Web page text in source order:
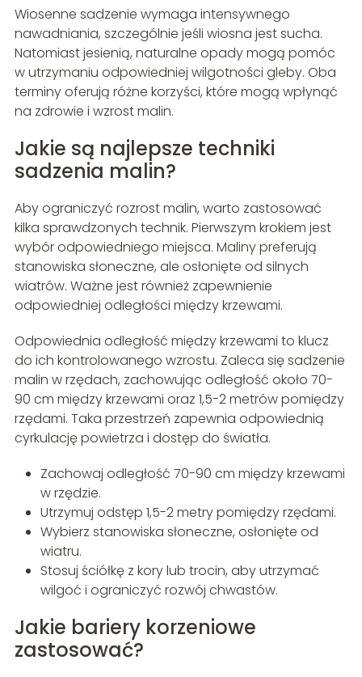
Wiosenne sadzenie wymaga intensywnego
nawadniania, szczególnie jeśli wiosna jest sucha.
Natomiast jesienią, naturalne opady mogą pomóc
w utrzymaniu odpowiedniej wilgotności gleby. Oba
terminy oferują różne korzyści, które mogą wpłynąć
na zdrowie i wzrost malin.
Jakie są najlepsze techniki
sadzenia malin?
Aby ograniczyć rozrost malin, warto zastosować
kilka sprawdzonych technik. Pierwszym krokiem jest
wybór odpowiedniego miejsca. Maliny preferują
stanowiska słoneczne, ale osłonięte od silnych
wiatrów. Ważne jest również zapewnienie
odpowiedniej odległości między krzewami.
Odpowiednia odległość między krzewami to klucz
do ich kontrolowanego wzrostu. Zaleca się sadzenie
malin w rzędach, zachowując odległość około 70-
90 cm między krzewami oraz 1,5-2 metrów pomiędzy
rzędami. Taka przestrzeń zapewnia odpowiednią
cyrkulację powietrza i dostęp do światła.
Zachowaj odległość 70-90 cm między krzewami
w rzędzie.
Utrzymuj odstęp 1,5-2 metry pomiędzy rzędami.
Wybierz stanowiska słoneczne, osłonięte od
wiatru.
Stosuj ściółkę z kory lub trocin, aby utrzymać
wilgoć i ograniczyć rozwój chwastów.
Jakie bariery korzeniowe
zastosować?